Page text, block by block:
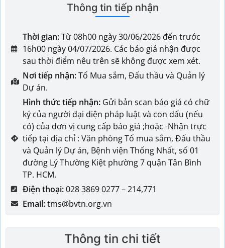
Thông tin tiếp nhận
Thời gian:Từ 08h00 ngày 30/06/2026 đến trước
16h00 ngày 04/07/2026. Các báo giá nhận được
sau thời điểm nêu trên sẽ không được xem xét.
Nơi tiếp nhận:Tổ Mua sắm, Đấu thầu và Quản lý
Dự án.
Hình thức tiếp nhận: Gửi bản scan báo giá có chữ
ký của người đại diện pháp luật và con dấu (nếu
có) của đơn vị cung cấp báo giá ;hoặc -Nhận trực
tiếp tại địa chỉ : Văn phòng Tổ mua sắm, Đấu thầu
và Quản lý Dự án, Bệnh viện Thống Nhất, số 01
đường Lý Thường Kiệt phường 7 quận Tân Bình
TP. HCM.
Điện thoại:028 3869 0277 – 214,771
Email:tms@bvtn.org.vn
Thông tin chi tiết